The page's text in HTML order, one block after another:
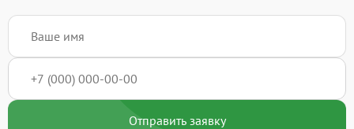
Отправить заявку